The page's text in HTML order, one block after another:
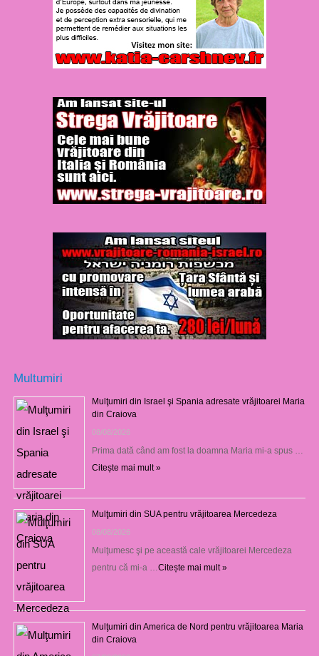
Multumiri
Mulţumiri din Israel şi Spania adresate vrăjitoarei Maria
din Craiova
08/08/2026
Prima dată când am fost la doamna Maria mi-a spus …
Citește mai mult »
Mulţumiri din SUA pentru vrăjitoarea Mercedeza
08/08/2026
Mulţumesc şi pe această cale vrăjitoarei Mercedeza
pentru că mi-a … Citește mai mult »
Mulţumiri din America de Nord pentru vrăjitoarea Maria
din Craiova